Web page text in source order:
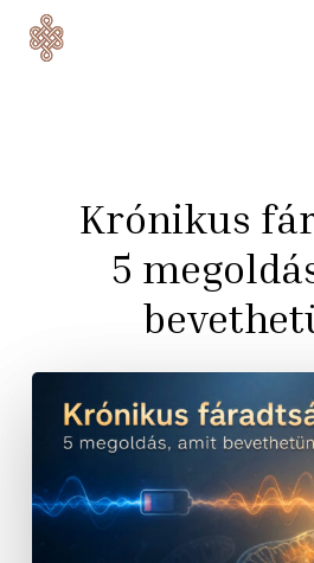
Krónikus
5